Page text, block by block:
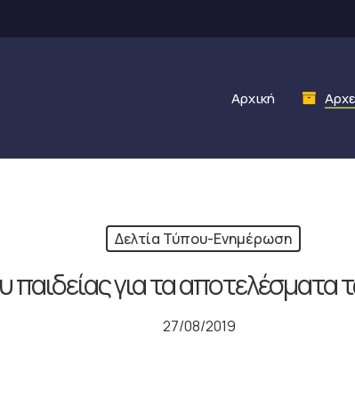
Αρχική
Δελτία Τύπου-Ενημέρωση
για τα αποτελέσματα
27/08/2019